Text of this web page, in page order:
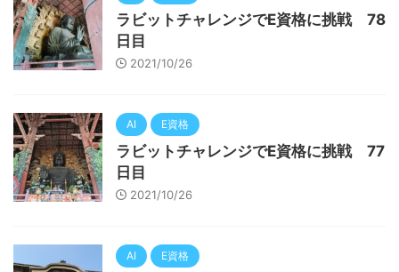
ラビットチャレンジでE資格に挑戦 78
日目
2021/10/26
AI E資格
ラビットチャレンジでE資格に挑戦 77
日目
2021/10/26
AI E資格